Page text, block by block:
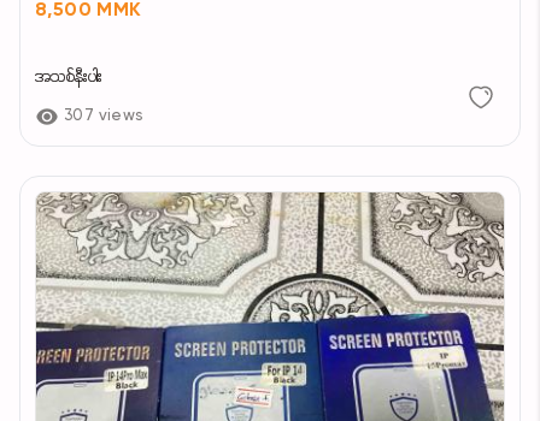
8,500 MMK
အသစ်နီးပါး
307 views